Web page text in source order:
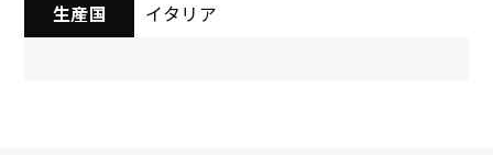
生産国 イタリア